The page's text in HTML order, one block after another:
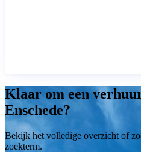
Klaar om een
Enschede?
Bekijk het volledige overzicht of
zoekterm.